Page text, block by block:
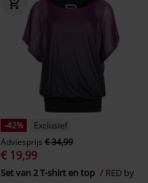
-42%
Exclusief
Adviesprijs € 34,99
€ 19,99
Set van 2 T-shirt en top
RED by